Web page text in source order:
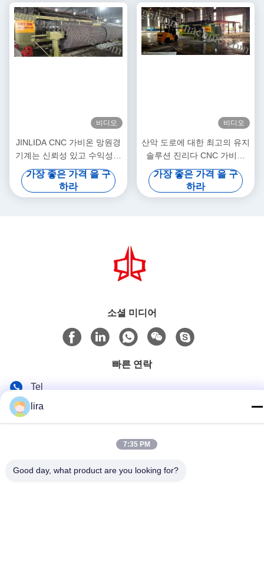
비디오
JINLIDA CNC 가비온 망원경
기계는 신뢰성 있고 수익성이
높은 생산을 위해 만들어졌습
니다.
가장 좋은 가격 을 구
하라
비디오
산악 도로에 대한 최고의 유지
솔루션 진리다 CNC 가비온
기계 글로벌 경사 보호 프로젝
트를 지원합니다
가장 좋은 가격 을 구
하라
소셜 미디어
빠른 연락
Tel
86-510-86385783
주소
lira
7:35 PM
Good day, what product are you looking for?